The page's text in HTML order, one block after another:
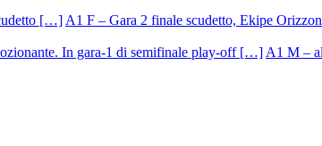
A1 F – Gara 2 finale scudetto, Ekipe
A1 M –